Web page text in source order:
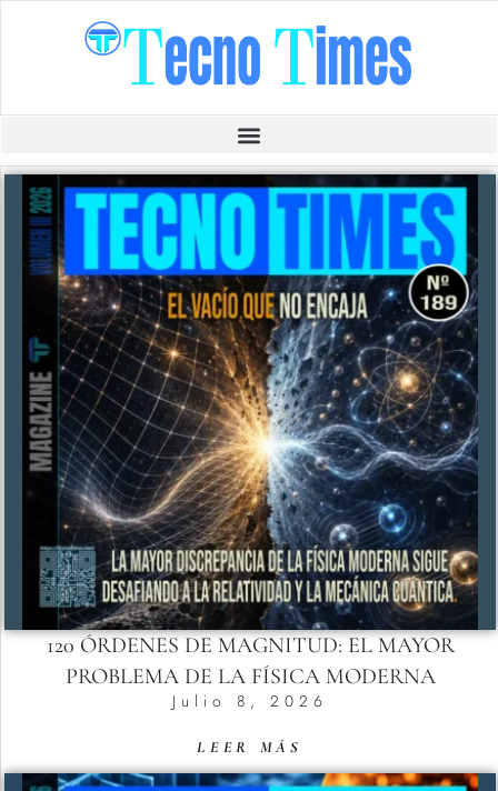
120 ÓRDENES DE MAGNITUD: EL MAYOR
PROBLEMA DE LA FÍSICA MODERNA
Julio 8, 2026
LEER MÁS